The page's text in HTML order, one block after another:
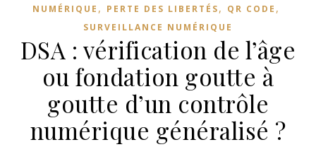
NUMÉRIQUE , PERTE DES LIBERTÉS, QR CODE ,
SURVEILLANCE NUMÉRIQUE
DSA : vérification de l’âge
ou fondation goutte à
goutte d’un contrôle
numérique généralisé ?